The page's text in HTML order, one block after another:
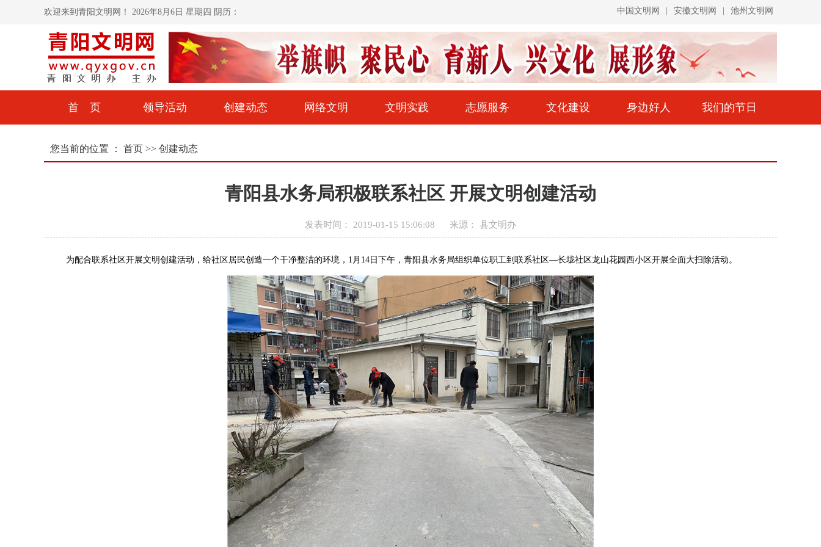
中国文明网 安徽文明网 池州文明网
欢迎来到青阳文明网！ 2026年8月6日 星期四 阴历：
首 页 领导活动 创建动态 网络文明 文明实践 志愿服务 文化建设 身边好人 我们的节日
您当前的位置 ： 首页 >> 创建动态
青阳县水务局积极联系社区 开展文明创建活动
发表时间： 2019-01-15 15:06:08 来源： 县文明办
为配合联系社区开展文明创建活动，给社区居民创造一个干净整洁的环境，1月14日下午，青阳县水务局组织单位职工到联系社区—长垅社区龙山花园西小区开展全面大扫除活动。